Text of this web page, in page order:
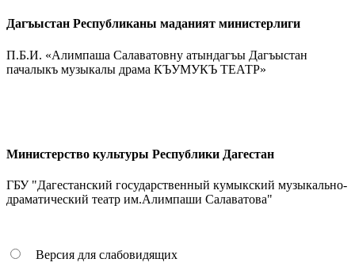
Дагъыстан Республиканы маданият министерлиги
П.Б.И. «Алимпаша Салаватовну атындагъы Дагъыстан
пачалыкъ музыкалы драма КЪУМУКЪ ТЕАТР»
Министерство культуры Республики Дагестан
ГБУ "Дагестанский государственный кумыкский музыкально-
драматический театр им.Алимпаши Салаватова"
Версия для слабовидящих